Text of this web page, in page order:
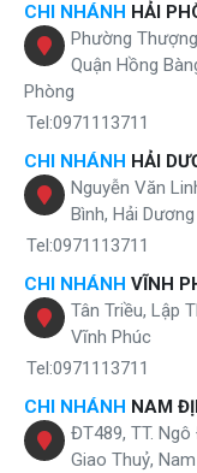
CHI NHÁNH HẢI
Phường
Quận Hồng
Phòng
Tel:0971113711
CHI NHÁNH HẢI
Nguyễn Văn
Bình, Hải Dương
Tel:0971113711
CHI NHÁNH VĨNH
Tân Triều, Lập
Vĩnh Phúc
Tel:0971113711
CHI NHÁNH NAM
ĐT489, TT. Ngô
Giao Thuỷ,